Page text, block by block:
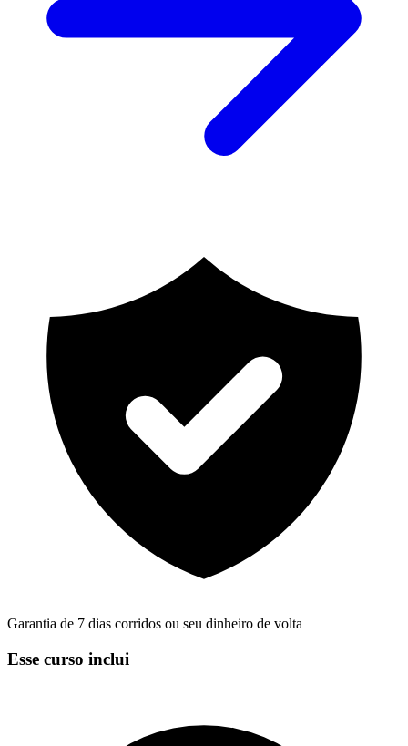
Garantia de 7 dias corridos ou seu dinheiro de volta
Esse curso inclui